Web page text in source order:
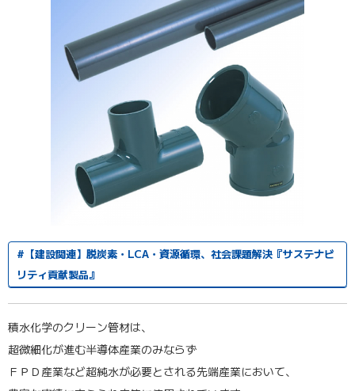
#【建設関連】脱炭素・LCA・資源循環、社会課題解決『サステナビ
リティ貢献製品』
積水化学のクリーン管材は、
超微細化が進む半導体産業のみならず
ＦＰＤ産業など超純水が必要とされる先端産業において、